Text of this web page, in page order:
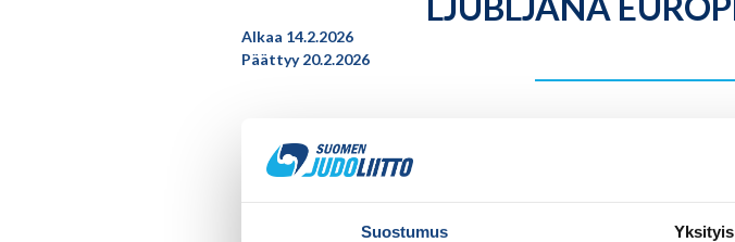
Suostumus
Alkaa 14.2.2026
Päättyy 20.2.2026
Tapahtuma on suunnattu U21,
Kustannusarvio: 1200e